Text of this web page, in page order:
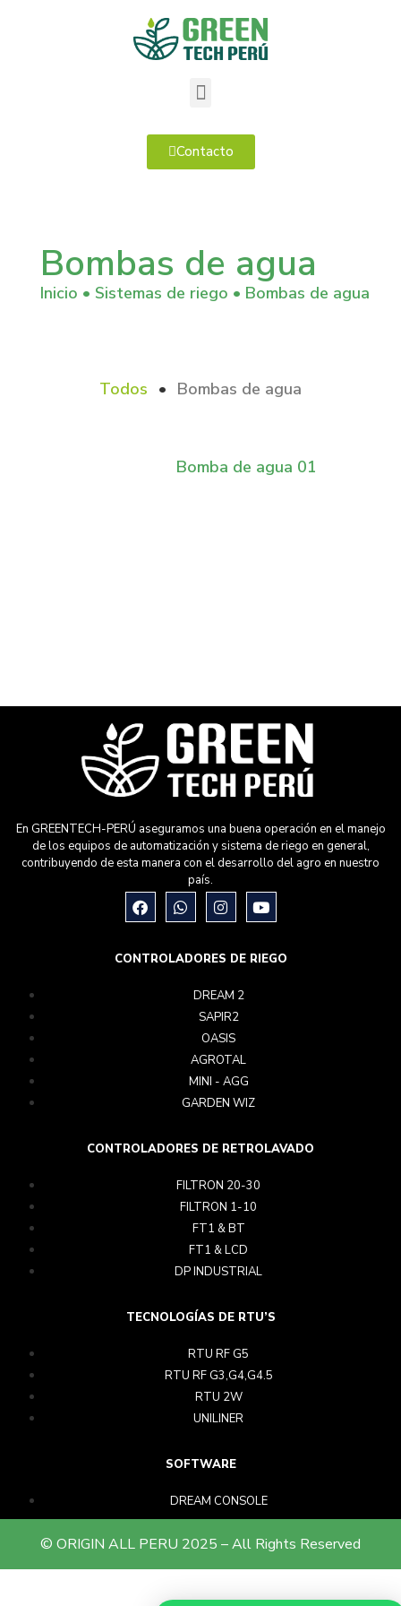
Contacto
Bombas de agua
Inicio • Sistemas de riego • Bombas de agua
Todos • Bombas de agua
Bomba de agua 01
En GREENTECH-PERÚ aseguramos una buena operación en el manejo
de los equipos de automatización y sistema de riego en general,
contribuyendo de esta manera con el desarrollo del agro en nuestro
país.
CONTROLADORES DE RIEGO
DREAM 2
SAPIR2
OASIS
AGROTAL
MINI - AGG
GARDEN WIZ
CONTROLADORES DE RETROLAVADO
FILTRON 20-30
FILTRON 1-10
FT1 & BT
FT1 & LCD
DP INDUSTRIAL
TECNOLOGÍAS DE RTU’S
RTU RF G5
RTU RF G3,G4,G4.5
RTU 2W
UNILINER
SOFTWARE
DREAM CONSOLE
© ORIGIN ALL PERU 2025 – All Rights Reserved